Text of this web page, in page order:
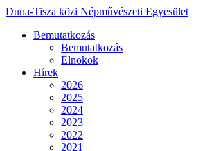
Duna-Tisza közi Népművészeti Egyesület
Bemutatkozás
Bemutatkozás
Elnökök
Hírek
2026
2025
2024
2023
2022
2021